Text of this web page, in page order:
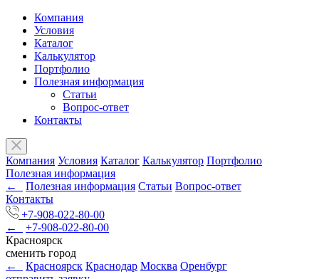
Компания
Условия
Каталог
Калькулятор
Портфолио
Полезная информация
Статьи
Вопрос-ответ
Контакты
Компания Условия Каталог Калькулятор Портфолио
Полезная информация
←
Полезная информация Статьи Вопрос-ответ
Контакты
+7-908-022-80-00
←
+7-908-022-80-00
Красноярск
сменить город
←
Красноярск Краснодар Москва Оренбург